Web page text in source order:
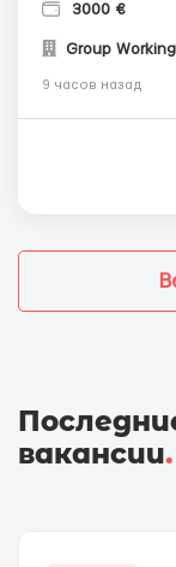
3000 €
Group Working
9 часов назад
вакансии.